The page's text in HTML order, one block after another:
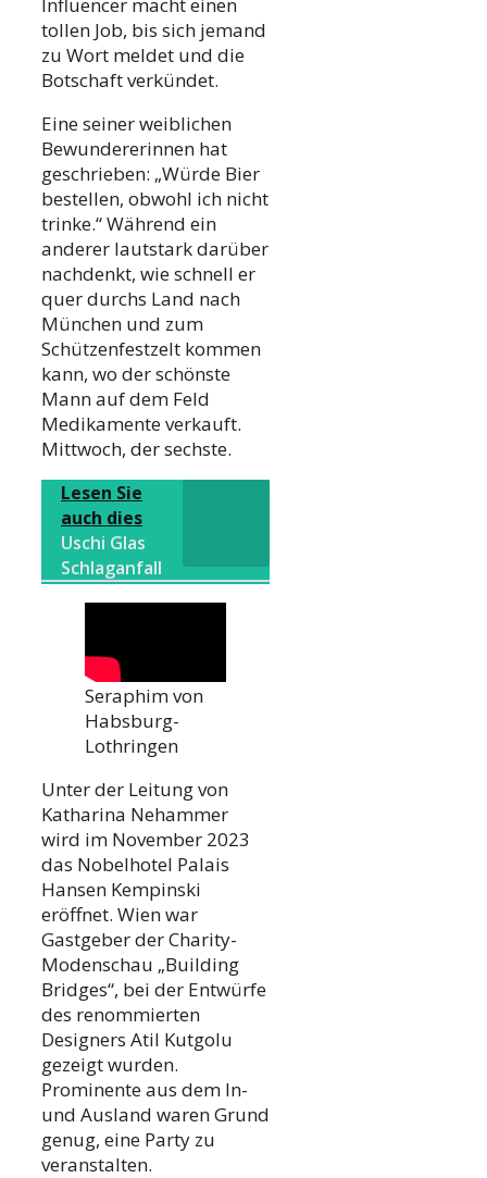
Influencer macht einen
tollen Job, bis sich jemand
zu Wort meldet und die
Botschaft verkündet.
Eine seiner weiblichen
Bewundererinnen hat
geschrieben: „Würde Bier
bestellen, obwohl ich nicht
trinke.“ Während ein
anderer lautstark darüber
nachdenkt, wie schnell er
quer durchs Land nach
München und zum
Schützenfestzelt kommen
kann, wo der schönste
Mann auf dem Feld
Medikamente verkauft.
Mittwoch, der sechste.
Lesen Sie
auch dies
Uschi Glas
Schlaganfall
Seraphim von
Habsburg-
Lothringen
Unter der Leitung von
Katharina Nehammer
wird im November 2023
das Nobelhotel Palais
Hansen Kempinski
eröffnet. Wien war
Gastgeber der Charity-
Modenschau „Building
Bridges“, bei der Entwürfe
des renommierten
Designers Atil Kutgolu
gezeigt wurden.
Prominente aus dem In-
und Ausland waren Grund
genug, eine Party zu
veranstalten.